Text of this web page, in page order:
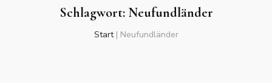
Schlagwort: Neufundländer
Start | Neufundländer